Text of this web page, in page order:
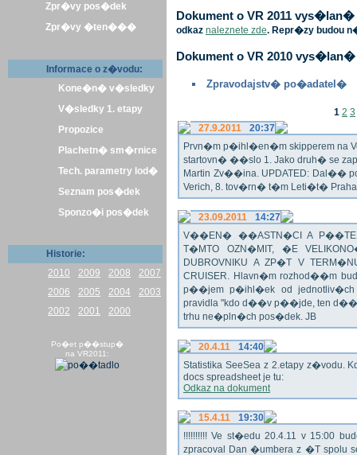
Zpr�vy pos�dek
Zpr�vy �ten���
Informace o z�vodu:
Kone�n� v�sledky
V�sledky 1. etapy
Propozice
Plachetn� sm�rnice
Tech. parametry lod�
Seznam pos�dek
Sponzo�i pos�dek
Historie:
2010
2009 2008
2007
2006
2005 2004
2003
2002
2001 2000
Po�et p��stup�
na VR2011:
Dokument o VR 2011
odkaz naleznete zde. Repr�zy budou
Dokument o VR 2010
Zpravodajstv� po�adatel�
1 2 3
27.9.2011
20:37
Prvn�m p�ihl�en�m skipperem na
startovn� ��slo 1. Jako druh� se
Martin Zv��ina. UPDATED: Dal��
Verich, 8. tov�rn� t�m Leti�t� Praha
23.09.2011
14:27
V��EN� ��ASTN�CI A
T�MTO OZN�MIT, �E
DUBROVNIKU A ZP�T V
CRUISER. Hlavn�m rozhod��m
p��jem p�ihl�ek od
pravidla "kdo d��v p��jde, ten
trhu ne�pln�ch pos�dek. JB
20.4.11
14:40
Statistika SeeSea z 2.etapy z�vodu.
docs spreadsheet je tu:
Odkaz na dokument
15.4.11
19:30
!!!!!!!!!! Ve st�edu 20.4.11 v 15:00
zpracoval Dan �umbera z �T spolu